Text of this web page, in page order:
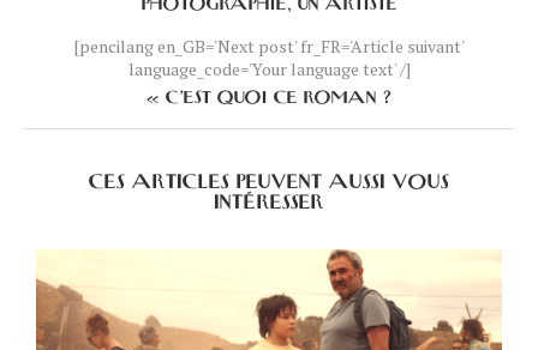
PHOTOGRAPHIE, UN ARTISTE
[pencilang en_GB='Next post' fr_FR='Article suivant'
language_code='Your language text' /]
« C’EST QUOI CE ROMAN ?
CES ARTICLES PEUVENT AUSSI VOUS
INTÉRESSER